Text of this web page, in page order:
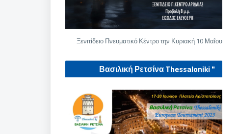
Ξενιτίδειο Πνευματικό Κέντρο την Κυριακή 10 Μαΐου
" Βασιλική Ρετσίνα Thessaloniki
European tournament 2025"